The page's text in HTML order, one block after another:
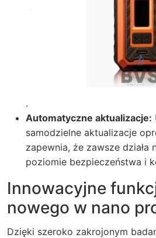
.
Automatyczne aktualizacje:
samodzielne aktualizacje
zapewnia, że zawsze działa
poziomie bezpieczeństwa i
Innowacyjne
nowego w nano
Dzięki szeroko zakrojonym